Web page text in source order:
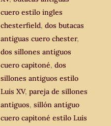
cuero estilo ingles
chesterfield,dos butacas
antiguas cuero chester,
dos sillones antiguos
cuero capitoné,dos
sillones antiguos estilo
Luis XV,pareja de sillones
antiguos,sillón antiguo
cuero capitoné estilo Luis